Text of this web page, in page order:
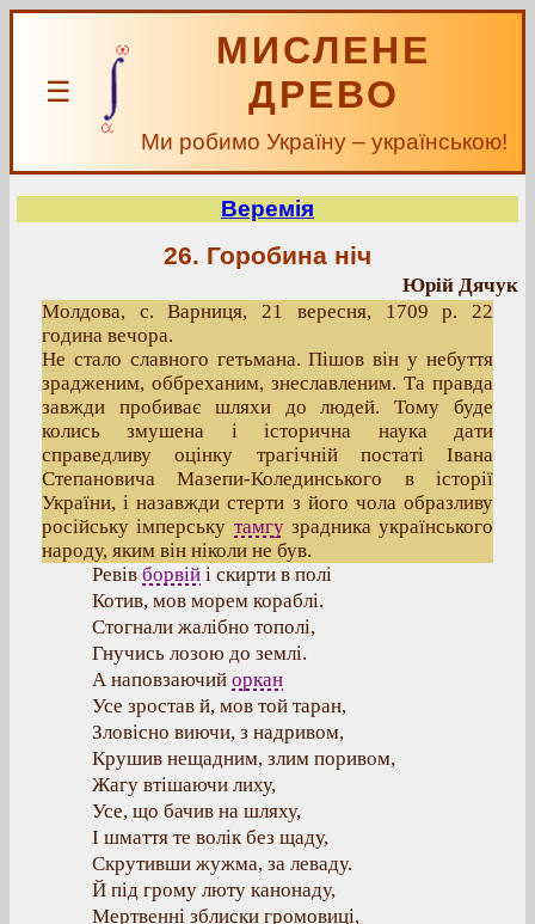
☰
МИСЛЕНЕ
ДРЕВО
Ми робимо Україну – українською!
Веремія
26. Горобина ніч
Юрій Дячук
Молдова, с. Варниця, 21 вересня, 1709 р. 22
година вечора.
Не стало славного гетьмана. Пішов він у небуття
зрадженим, оббреханим, знеславленим. Та правда
завжди пробиває шляхи до людей. Тому буде
колись змушена і історична наука дати
справедливу оцінку трагічній постаті Івана
Степановича Мазепи-Колединського в історії
України, і назавжди стерти з його чола образливу
російську імперську тамгузрадника українського
народу, яким він ніколи не був.
Ревів борвій і скирти в полі
Котив, мов морем кораблі.
Стогнали жалібно тополі,
Гнучись лозою до землі.
А наповзаючий оркан
Усе зростав й, мов той таран,
Зловісно виючи, з надривом,
Крушив нещадним, злим поривом,
Жагу втішаючи лиху,
Усе, що бачив на шляху,
І шмаття те волік без щаду,
Скрутивши жужма, за леваду.
Й під грому люту канонаду,
Мертвенні зблиски громовиці,